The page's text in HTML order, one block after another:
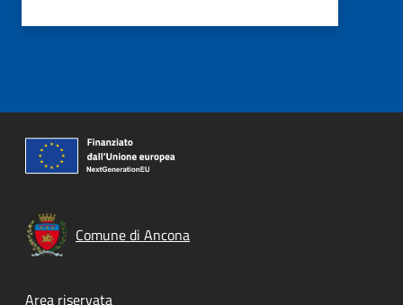
Comune di Ancona
Area riservata